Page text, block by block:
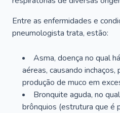
Entre as enfermidades e
pneumologista trata, estão:
Asma, doença no qual
aéreas, causando
produção de muco em
Bronquite aguda, no
brônquios (estrutura que é